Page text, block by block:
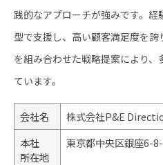
践的なアプローチが強みです。
型で支援し、高い顧客満足度を
を組み合わせた戦略提案により
ています。
会社名
株式会社P&E
本社
所在地
東京都中央区銀座6-